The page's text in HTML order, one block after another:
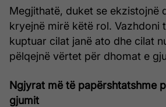
Megjithatë, duket se ekzistojnë
kryejnë mirë këtë rol. Vazhdoni
kuptuar cilat janë ato dhe cilat
pëlqejnë vërtet për dhomat e
Ngjyrat më të papërshtatshme
gjumit